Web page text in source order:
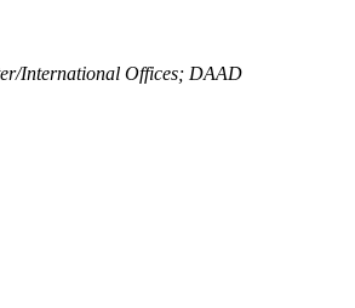
International Offices; DAAD